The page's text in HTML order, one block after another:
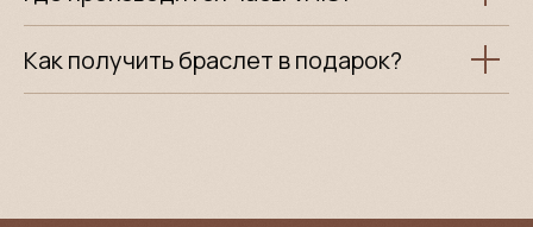
Как получить браслет в подарок?